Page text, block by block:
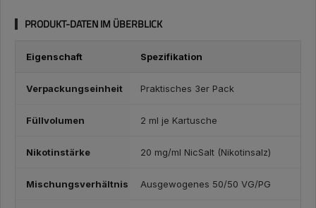
PRODUKT-DATEN IM ÜBERBLICK
Eigenschaft Spezifikation
Verpackungseinheit Praktisches 3er Pack
Füllvolumen 2 ml je Kartusche
Nikotinstärke 20 mg/ml NicSalt (Nikotinsalz)
Mischungsverhältnis Ausgewogenes 50/50 VG/PG